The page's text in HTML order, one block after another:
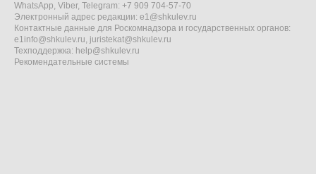
WhatsApp, Viber, Telegram: +7 909 704-57-70
Электронный адрес редакции: e1@shkulev.ru
Контактные данные для Роскомнадзора и государственных органов:
e1info@shkulev.ru, juristekat@shkulev.ru
Техподдержка: help@shkulev.ru
Рекомендательные системы